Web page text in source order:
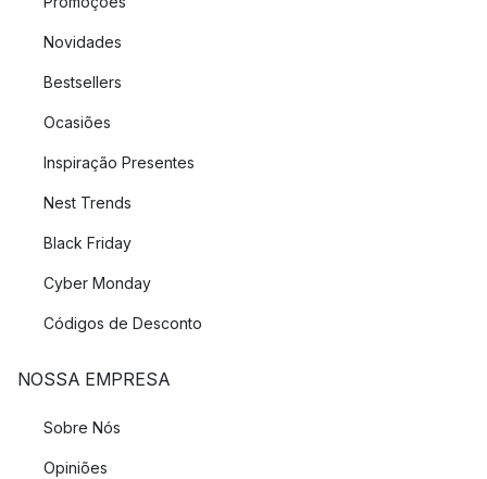
Novidades
Bestsellers
Ocasiões
Inspiração Presentes
Nest Trends
Black Friday
Cyber Monday
Códigos de Desconto
NOSSA EMPRESA
Sobre Nós
Opiniões